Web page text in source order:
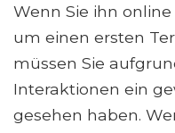
Wenn Sie ihn
um einen ersten
müssen Sie
Interaktionen ein
gesehen haben.